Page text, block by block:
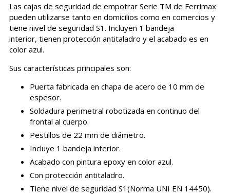
Las cajas de seguridad de empotrar Serie TM de Ferrimax
pueden utilizarse tanto en domicilios como en comercios y
tiene nivel de seguridad S1. Incluyen 1 bandeja
interior, tienen protección antitaladro y el acabado es en
color azul.
Sus características principales son:
Puerta fabricada en chapa de acero de 10 mm de
espesor.
Soldadura perimetral robotizada en continuo del
frontal al cuerpo.
Pestillos de 22 mm de diámetro.
Incluye 1 bandeja interior.
Acabado con pintura epoxy en color azul.
Con protección antitaladro.
Tiene nivel de seguridad S1(Norma UNI EN 14450).